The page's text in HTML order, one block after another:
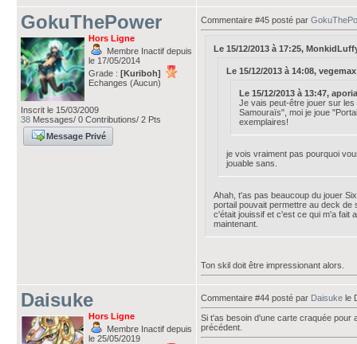
GokuThePower
Hors Ligne
Membre Inactif depuis
le 17/05/2014
Grade : [Kuriboh]
Echanges (Aucun)
Inscrit le 15/03/2009
38 Messages/ 0 Contributions/ 2 Pts
Message Privé
Commentaire #45 posté par
Le 15/12/2013 à 17:25,
Le 15/12/2013 à 14:08,
Le 15/12/2013 à 13:47,
Je vais peut-être jouer sur
Samouraïs", moi je joue
exemplaires!
je vois vraiment pas pourquoi
jouable sans.
Ahah, t'as pas beaucoup du jouer
portail pouvait permettre au deck de
c'était jouissif et c'est ce qui m'a fait
maintenant.
Ton skil doit être impressionant alors.
Daisuke
Hors Ligne
Membre Inactif depuis
le 25/05/2019
Commentaire #44 posté par Daisuke le
Si t'as besoin d'une carte craquée pour
précédent.